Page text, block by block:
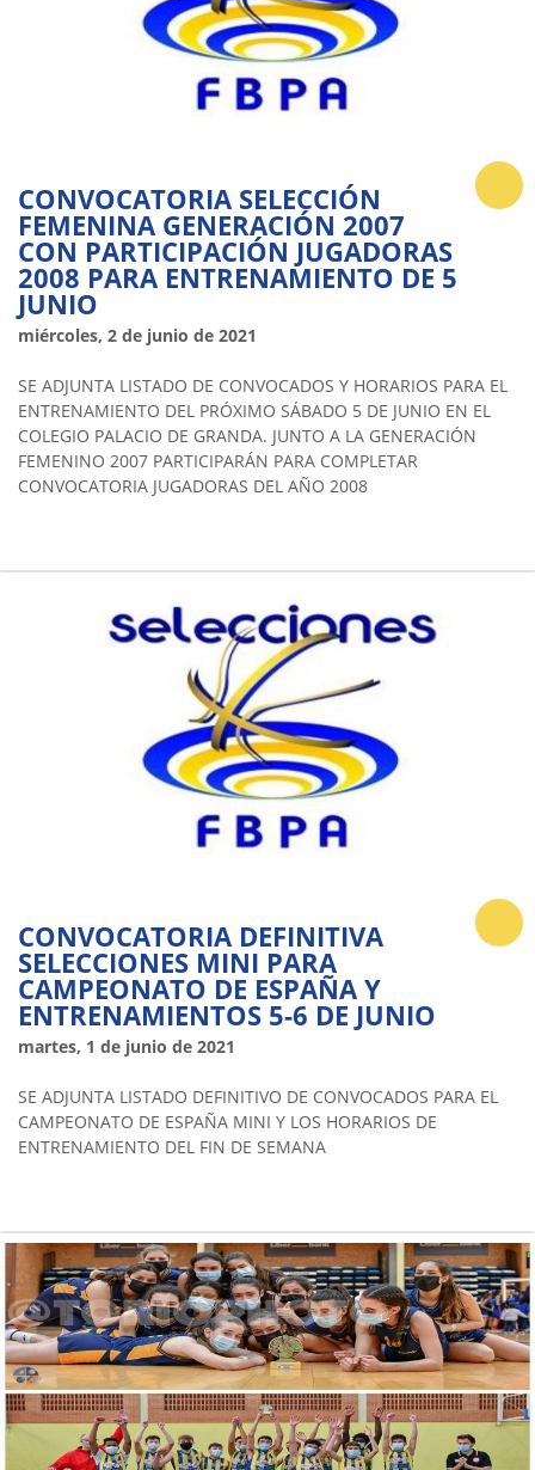
CONVOCATORIA SELECCIÓN
FEMENINA GENERACIÓN 2007
CON PARTICIPACIÓN JUGADORAS
2008 PARA ENTRENAMIENTO DE 5
JUNIO
miércoles, 2 de junio de 2021
SE ADJUNTA LISTADO DE CONVOCADOS Y HORARIOS PARA EL
ENTRENAMIENTO DEL PRÓXIMO SÁBADO 5 DE JUNIO EN EL
COLEGIO PALACIO DE GRANDA. JUNTO A LA GENERACIÓN
FEMENINO 2007 PARTICIPARÁN PARA COMPLETAR
CONVOCATORIA JUGADORAS DEL AÑO 2008
CONVOCATORIA DEFINITIVA
SELECCIONES MINI PARA
CAMPEONATO DE ESPAÑA Y
ENTRENAMIENTOS 5-6 DE JUNIO
martes, 1 de junio de 2021
SE ADJUNTA LISTADO DEFINITIVO DE CONVOCADOS PARA EL
CAMPEONATO DE ESPAÑA MINI Y LOS HORARIOS DE
ENTRENAMIENTO DEL FIN DE SEMANA